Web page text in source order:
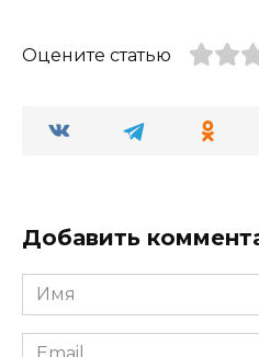
Оцените статью
Добавить
Имя
Email